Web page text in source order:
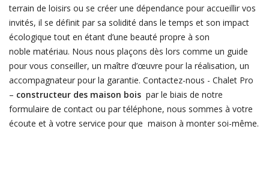
terrain de loisirs ou se créer une dépendance pour accueillir vos
invités, il se définit par sa solidité dans le temps et son impact
écologique tout en étant d’une beauté propre à son
noble matériau. Nous nous plaçons dès lors comme un guide
pour vous conseiller, un maître d’œuvre pour la réalisation, un
accompagnateur pour la garantie. Contactez-nous - Chalet Pro
– constructeur des maison boispar le biais de notre
formulaire de contact ou par téléphone, nous sommes à votre
écoute et à votre service pour que maison à monter soi-même.